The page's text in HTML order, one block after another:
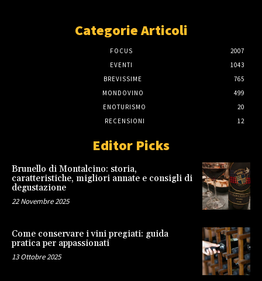
Categorie Articoli
FOCUS
2007
EVENTI
1043
BREVISSIME
765
MONDOVINO
499
ENOTURISMO
20
RECENSIONI
12
Editor Picks
Brunello di Montalcino: storia,
caratteristiche, migliori annate e consigli di
degustazione
22 Novembre 2025
Come conservare i vini pregiati: guida
pratica per appassionati
13 Ottobre 2025